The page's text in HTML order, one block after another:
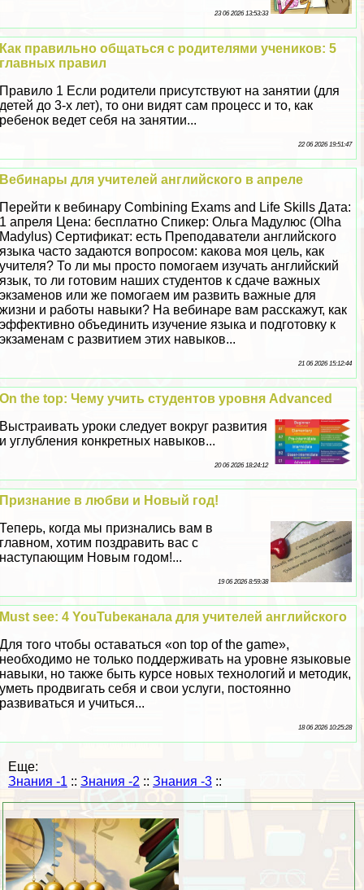
23 06 2026 13:53:33
Как правильно общаться с родителями учеников: 5
главных правил
Правило 1 Если родители присутствуют на занятии (для
детей до 3-х лет), то они видят сам процесс и то, как
ребенок ведет себя на занятии...
22 06 2026 19:51:47
Вебинары для учителей английского в апреле
Перейти к вебинару Combining Exams and Life Skills Дата:
1 апреля Цена: бесплатно Спикер: Ольга Мадулюс (Olha
Madylus) Сертификат: есть Преподаватели английского
языка часто задаются вопросом: какова моя цель, как
учителя? То ли мы просто помогаем изучать английский
язык, то ли готовим наших студентов к сдаче важных
экзаменов или же помогаем им развить важные для
жизни и работы навыки? На вебинаре вам расскажут, как
эффективно объединить изучение языка и подготовку к
экзаменам с развитием этих навыков...
21 06 2026 15:12:44
On the top: Чему учить студентов уровня Advanced
Выстраивать уроки следует вокруг развития
и углубления конкретных навыков...
20 06 2026 18:24:12
Признание в любви и Новый год!
Теперь, когда мы признались вам в
главном, хотим поздравить вас с
наступающим Новым годом!...
19 06 2026 8:59:38
Must see: 4 YouTubeканала для учителей английского
Для того чтобы оставаться «on top of the game»,
необходимо не только поддерживать на уровне языковые
навыки, но также быть курсе новых технологий и методик,
уметь продвигать себя и свои услуги, постоянно
развиваться и учиться...
18 06 2026 10:25:28
Еще:
Знания -1 :: Знания -2 :: Знания -3 ::